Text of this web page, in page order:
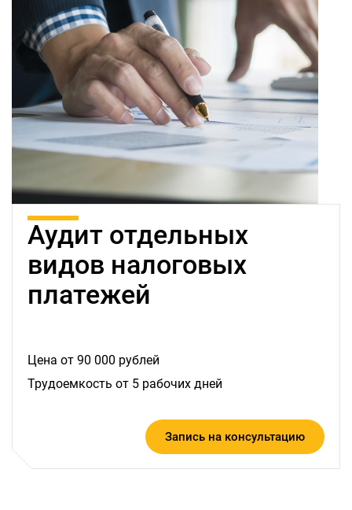
Аудит отдельных
видов налоговых
платежей
Цена от 90 000 рублей
Трудоемкость от 5 рабочих дней
Запись на консультацию